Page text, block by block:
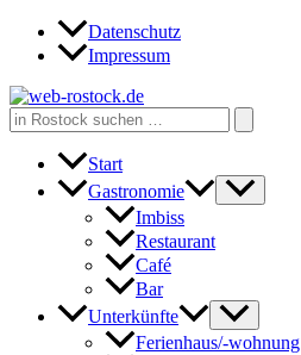
Zum
Inhalt
Datenschutz
Impressum
Search
for:
Start
Gastronomie
Imbiss
Restaurant
Café
Bar
Unterkünfte
Ferienhaus/-wohnung